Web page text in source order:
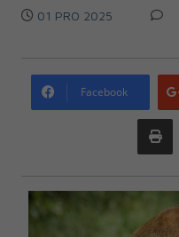
01 PRO 2025
Facebook